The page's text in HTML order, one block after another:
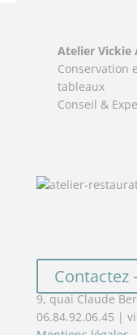
Atelier Vickie
Conservation
tableaux
Conseil &
Contactez
9, quai Claude
06.84.92.06.45 |